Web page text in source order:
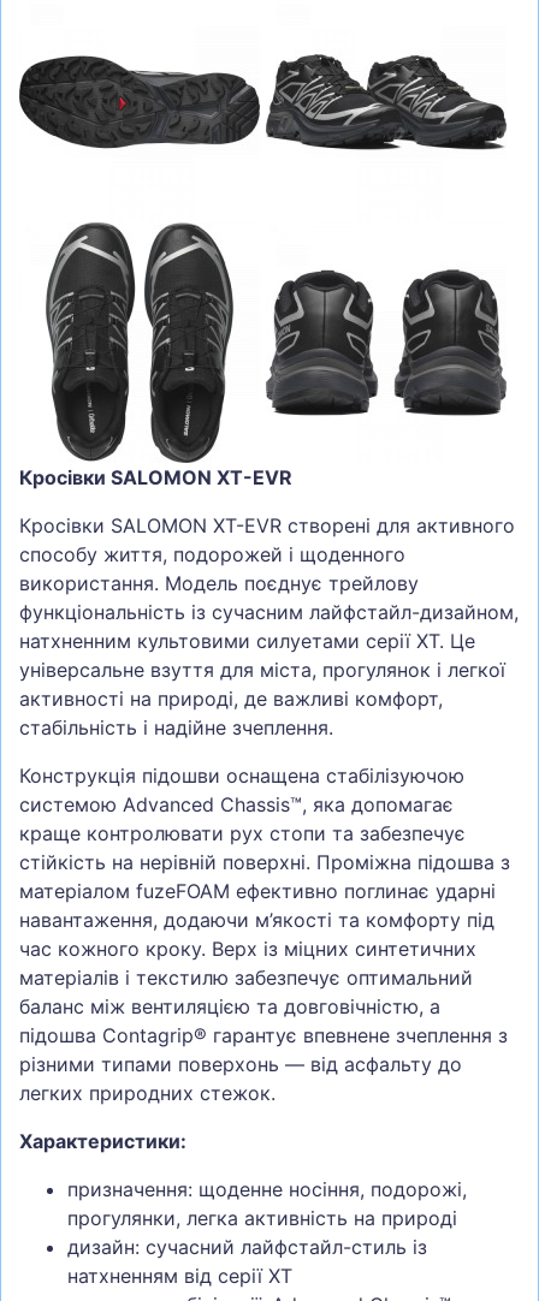
Кросівки SALOMON XT-EVR
Кросівки SALOMON XT-EVR створені для активного
способу життя, подорожей і щоденного
використання. Модель поєднує трейлову
функціональність із сучасним лайфстайл-дизайном,
натхненним культовими силуетами серії XT. Це
універсальне взуття для міста, прогулянок і легкої
активності на природі, де важливі комфорт,
стабільність і надійне зчеплення.
Конструкція підошви оснащена стабілізуючою
системою Advanced Chassis™, яка допомагає
краще контролювати рух стопи та забезпечує
стійкість на нерівній поверхні. Проміжна підошва з
матеріалом fuzeFOAM ефективно поглинає ударні
навантаження, додаючи м’якості та комфорту під
час кожного кроку. Верх із міцних синтетичних
матеріалів і текстилю забезпечує оптимальний
баланс між вентиляцією та довговічністю, а
підошва Contagrip® гарантує впевнене зчеплення з
різними типами поверхонь — від асфальту до
легких природних стежок.
Характеристики:
призначення: щоденне носіння, подорожі,
прогулянки, легка активність на природі
дизайн: сучасний лайфстайл-стиль із
натхненням від серії XT